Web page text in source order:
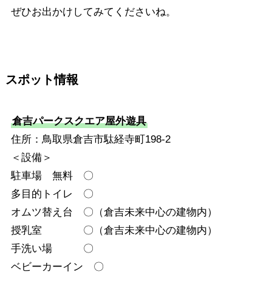
ぜひお出かけしてみてくださいね。
スポット情報
倉吉パークスクエア屋外遊具
住所：鳥取県倉吉市駄経寺町198-2
＜設備＞
駐車場 無料 〇
多目的トイレ 〇
オムツ替え台 〇（倉吉未来中心の建物内）
授乳室 〇（倉吉未来中心の建物内）
手洗い場 〇
ベビーカーイン 〇